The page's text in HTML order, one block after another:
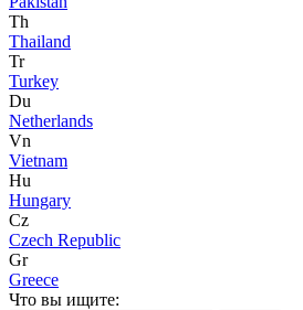
Th
Thailand
Tr
Turkey
Du
Netherlands
Vn
Vietnam
Hu
Hungary
Cz
Czech Republic
Gr
Greece
Что вы ищите: